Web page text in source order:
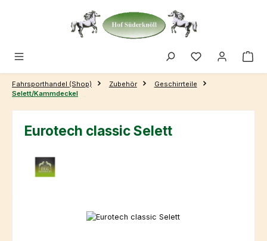
Zum Hauptinhalt springen
Fahrsporthandel (Shop) Zubehör
Geschirrteile
Selett/Kammdeckel
Eurotech classic Selett
Bildergalerie überspringen